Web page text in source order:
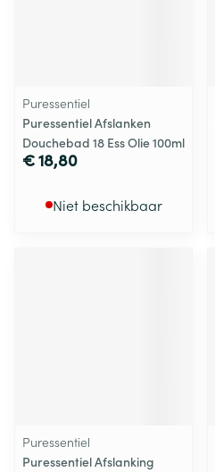
Puressentiel
Puressentiel Afslanken
Douchebad 18 Ess Olie 100ml
€ 18,80
Niet beschikbaar
Puressentiel
Puressentiel Afslanking